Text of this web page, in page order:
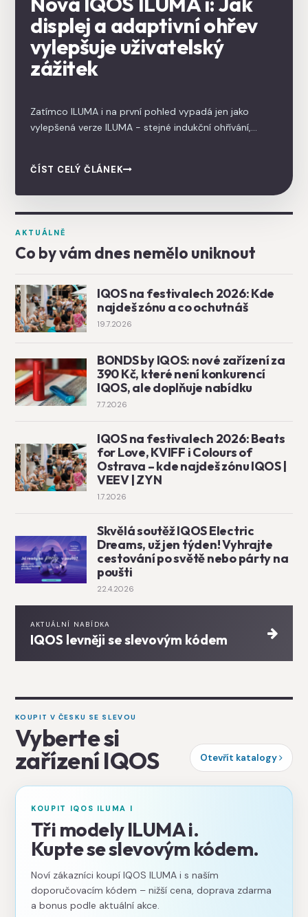
displej a adaptivní ohřev
vylepšuje uživatelský
zážitek
Zatímco ILUMA i na první pohled vypadá jen jako
vylepšená verze ILUMA - stejné indukční ohřívání,
displej. ILUMA i je první IQOS, který přidává uživatelské
ČÍST CELÝ ČLÁNEK
AKTUÁLNĚ
Co by vám dnes nemělo uniknout
IQOS na festivalech 2026: Kde
najdeš zónu a co ochutnáš
19.7.2026
BONDS by IQOS: nové zařízení za
390 Kč, které není konkurencí
IQOS, ale doplňuje nabídku
7.7.2026
IQOS na festivalech 2026: Beats
for Love, KVIFF i Colours of
Ostrava – kde najdeš zónu IQOS |
VEEV | ZYN
1.7.2026
Skvělá soutěž IQOS Electric
Dreams, už jen týden! Vyhrajte
cestování po světě nebo párty na
poušti
22.4.2026
AKTUÁLNÍ NABÍDKA
IQOS levněji se slevovým kódem
KOUPIT V ČESKU SE SLEVOU
Vyberte si
zařízení IQOS Otevřít katalogy
KOUPIT IQOS ILUMA I
Tři modely ILUMA i.
Kupte se slevovým kódem.
Noví zákazníci koupí IQOS ILUMA i s naším
doporučovacím kódem – nižší cena, doprava zdarma
a bonus podle aktuální akce.